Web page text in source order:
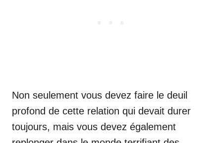
Non seulement vous devez faire le deuil
profond de cette relation qui devait durer
toujours, mais vous devez également